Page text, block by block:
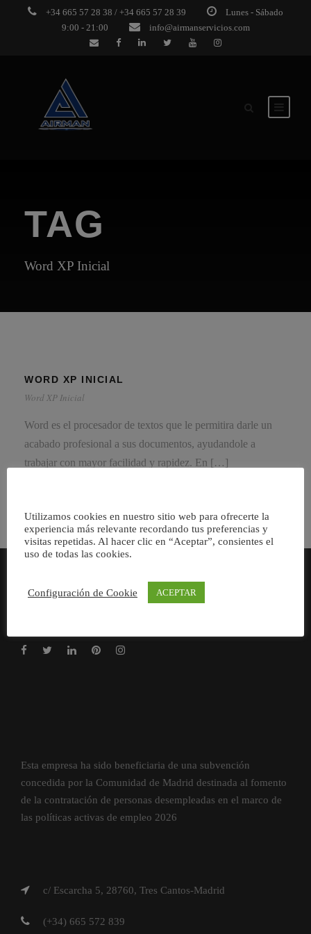
+34 665 57 28 38 / +34 665 57 28 39
Lunes - Sábado
9:00 - 21:00
info@airmanservicios.com
TAG
Word XP Inicial
WORD XP INICIAL
Word XP Inicial
Word es el procesador de textos que le permitira darle un
acabado profesional a sus documentos, ayudandole a
trabajar con mayor facilidad y rapidez. En […]
Consultores especializados en Servicios para Pymes y
Esta empresa ha sido beneficiaria de una subvención
concedida por la Comunidad de Madrid destinada al fomento
de la contratación de personas desempleadas en el marco de
las políticas activas de empleo 2026
c/ Escarcha 5, 28760, Tres Cantos-Madrid
(+34) 665 572 839
Utilizamos cookies en nuestro sitio web para ofrecerte la
experiencia más relevante recordando tus preferencias y
visitas repetidas. Al hacer clic en “Aceptar”, consientes el
uso de todas las cookies.
Configuración de Cookie ACEPTAR